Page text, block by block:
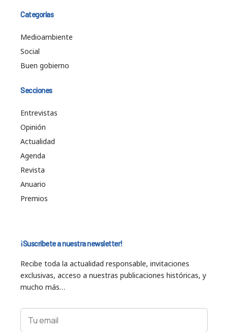
Categorías
Medioambiente
Social
Buen gobierno
Secciones
Entrevistas
Opinión
Actualidad
Agenda
Revista
Anuario
Premios
¡Suscríbete a nuestra newsletter!
Recibe toda la actualidad responsable, invitaciones
exclusivas, acceso a nuestras publicaciones históricas, y
mucho más…